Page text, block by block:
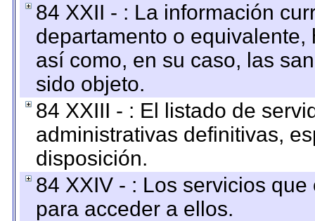
84 XXII - : La información
departamento o
así como, en su caso, las
sido objeto.
84 XXIII - : El listado de
administrativas definitivas,
disposición.
84 XXIV - : Los servicios
para acceder a ellos.